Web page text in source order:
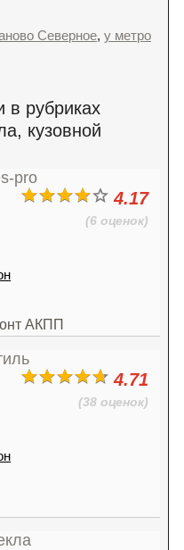
Северное, у метро
в рубриках
кузовной
4.17
(6 оценок)
АКПП
4.71
(38 оценок)